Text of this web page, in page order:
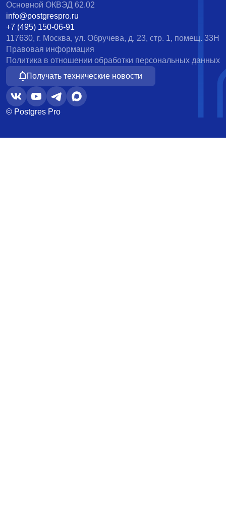
Основной ОКВЭД 62.02
info@postgrespro.ru
+7 (495) 150-06-91
117630, г. Москва, ул. Обручева, д. 23, стр. 1, помещ. 33Н
Правовая информация
Политика в отношении обработки персональных данных
Получать технические новости
© Postgres Pro